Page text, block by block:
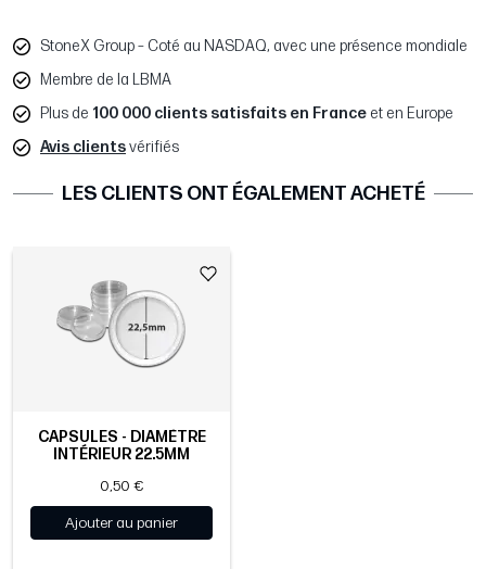
StoneX Group – Coté au NASDAQ, avec une présence mondiale
Membre de la LBMA
Plus de 100 000 clients satisfaits en France et en Europe
Avis clientsvérifiés
LES CLIENTS ONT ÉGALEMENT ACHETÉ
CAPSULES - DIAMÈTRE
INTÉRIEUR 22.5MM
0,50 €
Ajouter au panier